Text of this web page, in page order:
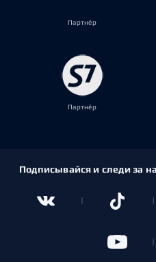
Партнёр
Партнёр
Подписывайся и следи за